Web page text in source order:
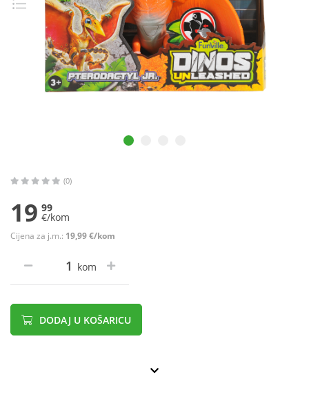
(0)
19 99
€/kom
Cijena za j.m.: 19,99 €/kom
kom
DODAJ U KOŠARICU